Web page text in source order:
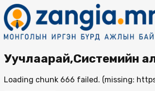
Уучлаарай,Системийн
Loading chunk 666 failed. (missing: